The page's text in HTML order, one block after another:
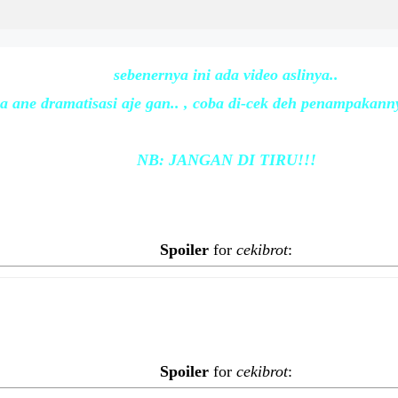
sebenernya ini ada video aslinya..
ane dramatisasi aje gan.. , coba di-cek deh
NB: JANGAN DI TIRU!!!
Spoiler for cekibrot:
Spoiler for cekibrot: